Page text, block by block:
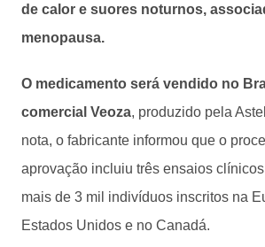
de calor e suores noturnos,
menopausa.
O medicamento será vendido no
comercial Veoza, produzido pela
nota, o fabricante informou que o
aprovação incluiu três ensaios
mais de 3 mil indivíduos inscritos na
Estados Unidos e no Canadá.